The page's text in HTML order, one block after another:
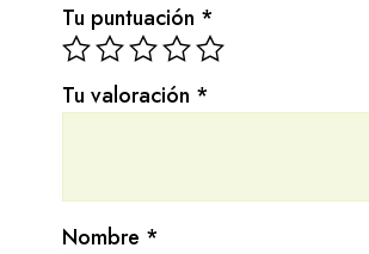
Tu puntuación *
Tu valoración *
Nombre *